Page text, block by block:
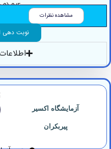
0/5 (0 نظر)
مشاهده نظرات
نوبت دهی اینترنتی
اطلاعات بیشتر
آزمایشگاه ‏اکسیر